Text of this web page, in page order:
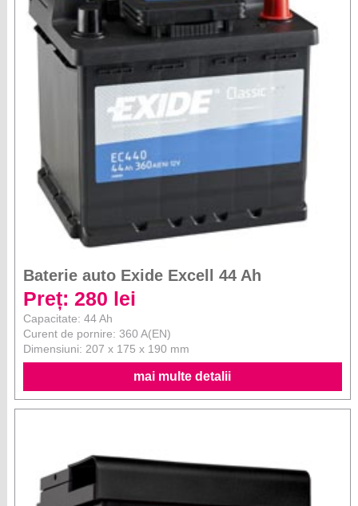
Baterie auto Exide Excell 44 Ah
Preț: 280 lei
Capacitate: 44 Ah
Curent de pornire: 360 A(EN)
Dimensiuni: 207 x 175 x 190 mm
mai multe detalii